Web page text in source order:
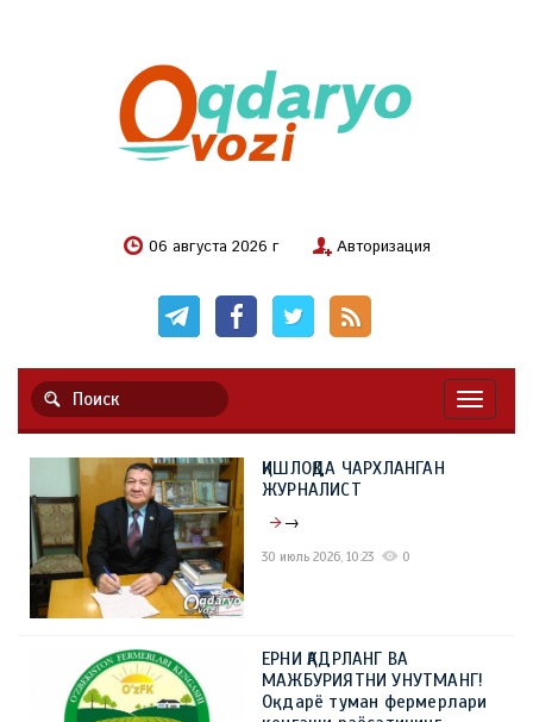
06 августа 2026 г Авторизация
ҚИШЛОҚДА ЧАРХЛАНГАН
ЖУРНАЛИСТ
→
30 июль 2026, 10:23 0
ЕРНИ ҚАДРЛАНГ ВА
МАЖБУРИЯТНИ УНУТМАНГ!
Оқдарё туман фермерлари